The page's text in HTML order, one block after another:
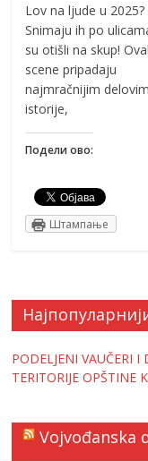
Lov na ljude u 2025?
Snimaju ih po
su otišli na skup!
scene pripadaju
najmračnijim
istorije,
Подели ово:
Штампање
PODELJENI VAUČERI
TERITORIJE OPŠTINE
Vojvođanska